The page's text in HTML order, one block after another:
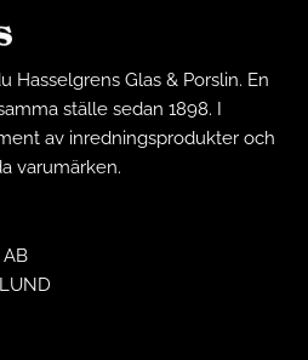
Hasselgrens Glas & Porslin. En
ställe sedan 1898. I
av inredningsprodukter och
varumärken.